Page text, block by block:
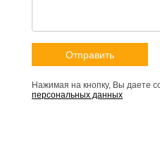
Нажимая на кнопку, Вы даете
персональных данных